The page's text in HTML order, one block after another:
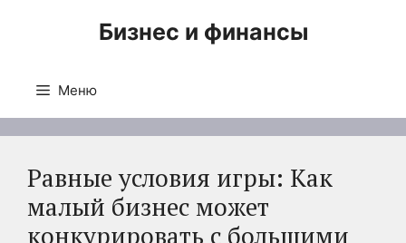
Бизнес и финансы
Меню
Равные условия игры: Как
малый бизнес может
конкурировать с большими